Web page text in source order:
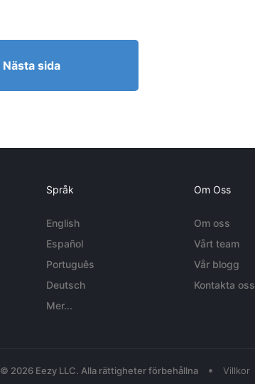
Nästa sida
Språk
English
Español
Português
Deutsch
Mer...
Om Oss
Om oss
Vårt team
Vår blogg
Kontakta oss
© 2026 Eezy LLC. Alla rättigheter förbehållna • Villkor